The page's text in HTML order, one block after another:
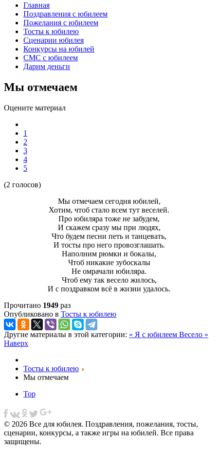
Главная
Поздравления с юбилеем
Пожелания с юбилеем
Тосты к юбилею
Сценарии юбилея
Конкурсы на юбилей
СМС с юбилеем
Дарим деньги
Мы отмечаем
Оцените материал
1
2
3
4
5
(2 голосов)
Мы отмечаем сегодня юбилей,
Хотим, чтоб стало всем тут веселей.
Про юбиляра тоже не забудем,
И скажем сразу мы при людях,
Что будем песни петь и танцевать,
И тосты про него провозглашать.
Наполним рюмки и бокалы,
Чтоб никакие зубоскалы
Не омрачали юбиляра.
Чтоб ему так весело жилось,
И с поздравком всё в жизни удалось.
Прочитано 1949 раз
Опубликовано в Тосты к юбилею
Другие материалы в этой категории: « Я с юбилеем Весело »
Наверх
Тосты к юбилею
Мы отмечаем
Top
© 2026 Все для юбилея. Поздравления, пожелания, тосты,
сценарии, конкурсы, а также игры на юбилей. Все права
защищены.